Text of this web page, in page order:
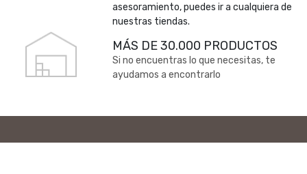
asesoramiento, puedes ir a cualquiera de
nuestras tiendas.
MÁS DE 30.000 PRODUCTOS
Si no encuentras lo que necesitas, te
ayudamos a encontrarlo